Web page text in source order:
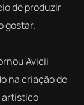
de produzir
gostar.
Avicii
na criação de
artístico